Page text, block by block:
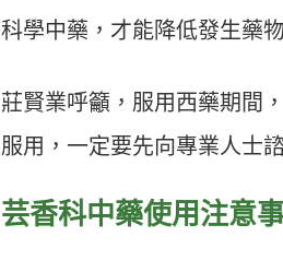
科學中藥，才能降低發生藥
莊賢業呼籲，服用西藥期間
服用，一定要先向專業人士
芸香科中藥使用注意